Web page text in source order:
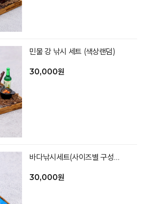
민물 강 낚시 세트 (색상랜덤)
30,000원
바다낚시세트(사이즈별 구성 별도_색상랜덤)
30,000원